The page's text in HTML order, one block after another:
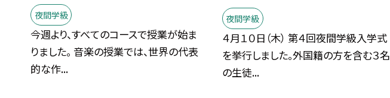
夜間学級
今週より、すべてのコースで授業が始ま
りました。 音楽の授業では、世界の代表
的な作...
夜間学級
４月１０日（木） 第４回夜間学級入学式
を挙行しました。外国籍の方を含む３名
の生徒...